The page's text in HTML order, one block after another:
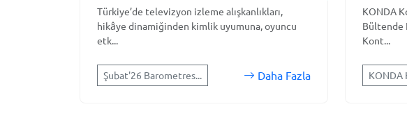
Türkiye’de televizyon izleme alışkanlıkları,
hikâye dinamiğinden kimlik uyumuna, oyuncu
etk...
Şubat'26 Barometres... Daha Fazla
KONDA
Bültende
Kont...